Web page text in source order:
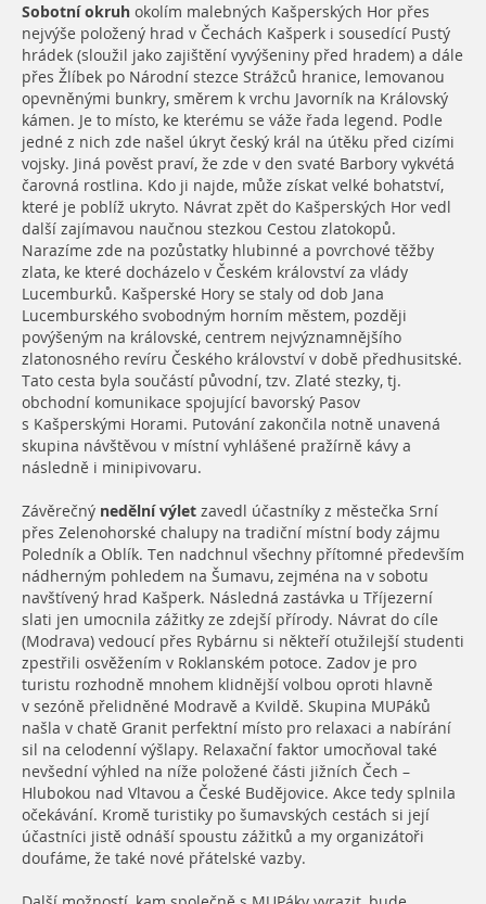
Sobotní okruh okolím malebných Kašperských Hor přes
nejvýše položený hrad v Čechách Kašperk i sousedící Pustý
hrádek (sloužil jako zajištění vyvýšeniny před hradem) a dále
přes Žlíbek po Národní stezce Strážců hranice, lemovanou
opevněnými bunkry, směrem k vrchu Javorník na Královský
kámen. Je to místo, ke kterému se váže řada legend. Podle
jedné z nich zde našel úkryt český král na útěku před cizími
vojsky. Jiná pověst praví, že zde v den svaté Barbory vykvétá
čarovná rostlina. Kdo ji najde, může získat velké bohatství,
které je poblíž ukryto. Návrat zpět do Kašperských Hor vedl
další zajímavou naučnou stezkou Cestou zlatokopů.
Narazíme zde na pozůstatky hlubinné a povrchové těžby
zlata, ke které docházelo v Českém království za vlády
Lucemburků. Kašperské Hory se staly od dob Jana
Lucemburského svobodným horním městem, později
povýšeným na královské, centrem nejvýznamnějšího
zlatonosného revíru Českého království v době předhusitské.
Tato cesta byla součástí původní, tzv. Zlaté stezky, tj.
obchodní komunikace spojující bavorský Pasov
s Kašperskými Horami. Putování zakončila notně unavená
skupina návštěvou v místní vyhlášené pražírně kávy a
následně i minipivovaru.
Závěrečný nedělní výlet zavedl účastníky z městečka Srní
přes Zelenohorské chalupy na tradiční místní body zájmu
Poledník a Oblík. Ten nadchnul všechny přítomné především
nádherným pohledem na Šumavu, zejména na v sobotu
navštívený hrad Kašperk. Následná zastávka u Tříjezerní
slati jen umocnila zážitky ze zdejší přírody. Návrat do cíle
(Modrava) vedoucí přes Rybárnu si někteří otužilejší studenti
zpestřili osvěžením v Roklanském potoce. Zadov je pro
turistu rozhodně mnohem klidnější volbou oproti hlavně
v sezóně přelidněné Modravě a Kvildě. Skupina MUPáků
našla v chatě Granit perfektní místo pro relaxaci a nabírání
sil na celodenní výšlapy. Relaxační faktor umocňoval také
nevšední výhled na níže položené části jižních Čech –
Hlubokou nad Vltavou a České Budějovice. Akce tedy splnila
očekávání. Kromě turistiky po šumavských cestách si její
účastníci jistě odnáší spoustu zážitků a my organizátoři
doufáme, že také nové přátelské vazby.